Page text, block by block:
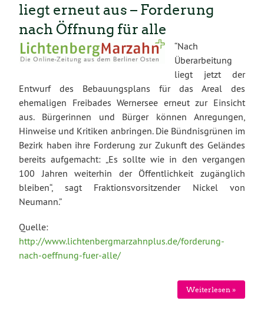
liegt erneut aus – Forderung
nach Öffnung für alle
“Nach
Überarbeitung
liegt jetzt der
Entwurf des Bebauungsplans für das Areal des
ehemaligen Freibades Wernersee erneut zur Einsicht
aus. Bürgerinnen und Bürger können Anregungen,
Hinweise und Kritiken anbringen. Die Bündnisgrünen im
Bezirk haben ihre Forderung zur Zukunft des Geländes
bereits aufgemacht: „Es sollte wie in den vergangen
100 Jahren weiterhin der Öffentlichkeit zugänglich
bleiben“, sagt Fraktionsvorsitzender Nickel von
Neumann.”
Quelle:
http://www.lichtenbergmarzahnplus.de/forderung-
nach-oeffnung-fuer-alle/
Weiterlesen »